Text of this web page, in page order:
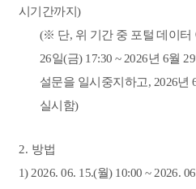
시기간까지)
(※ 단, 위 기간 중 포털 데이터
26일(금) 17:30 ~ 2026년 6월 29
설문을 일시중지하고, 2026년
실시함)
2. 방법
1) 2026. 06. 15.(월) 10:00 ~ 2026.